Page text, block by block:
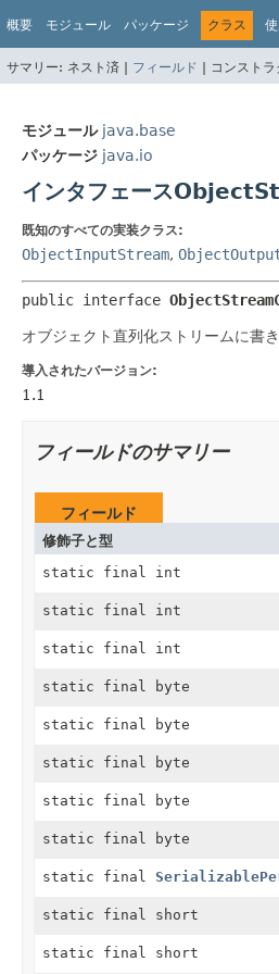
概要 モジュール パッケージ クラス
サマリー: ネスト済 | フィールド | コンスト
モジュール java.base
パッケージ java.io
インタフェース
既知のすべての実装クラス:
ObjectInputStream,
public interface
オブジェクト直列化ストリームに書
導入されたバージョン:
1.1
フィールドのサマリー
フィールド
修飾子と型
static final int
static final int
static final int
static final byte
static final byte
static final byte
static final byte
static final byte
static final
static final short
static final short